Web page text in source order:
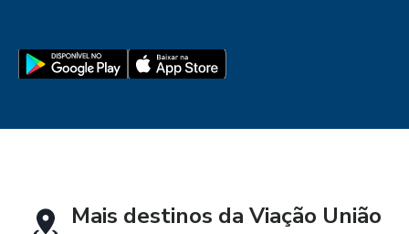
Mais destinos da Viação União